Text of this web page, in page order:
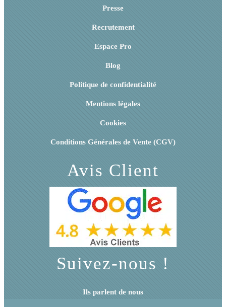
Presse
Recrutement
Espace Pro
Blog
Politique de confidentialité
Mentions légales
Cookies
Conditions Générales de Vente (CGV)
Avis Client
Suivez-nous !
Ils parlent de nous